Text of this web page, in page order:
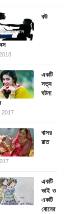
বউ
একটি
সত্য
ঘটনা
2017
বাসর
রাত
একটি
ভাই ও
একটি
বোনের